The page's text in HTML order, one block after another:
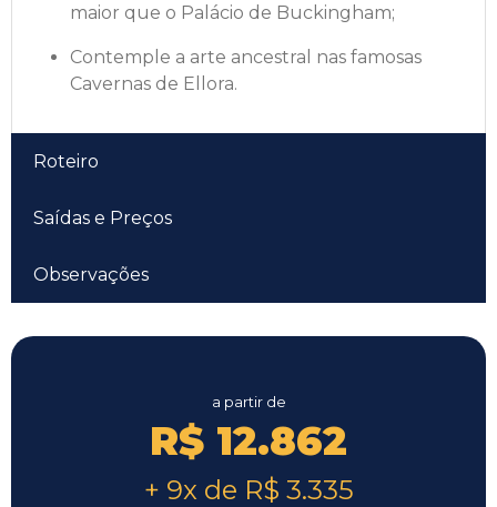
maior que o Palácio de Buckingham;
Contemple a arte ancestral nas famosas
Cavernas de Ellora.
Roteiro
Saídas e Preços
Observações
a partir de
R$ 12.862
+ 9x de R$ 3.335